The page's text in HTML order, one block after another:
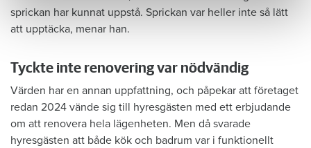
sprickan har kunnat uppstå. Sprickan var heller inte så lätt
att upptäcka, menar han.
Tyckte inte renovering var nödvändig
Värden har en annan uppfattning, och påpekar att företaget
redan 2024 vände sig till hyresgästen med ett erbjudande
om att renovera hela lägenheten. Men då svarade
hyresgästen att både kök och badrum var i funktionellt